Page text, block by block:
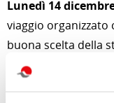
Lunedì 14
viaggio organizzato
buona scelta della
competenti,